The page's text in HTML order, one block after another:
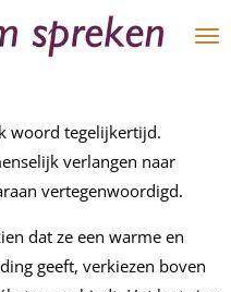
woord tegelijkertijd.
verlangen naar
vertegenwoordigd.
dat ze een warme en
geeft, verkiezen boven